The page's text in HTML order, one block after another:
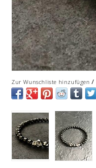
Zur Wunschliste hinzufügen /